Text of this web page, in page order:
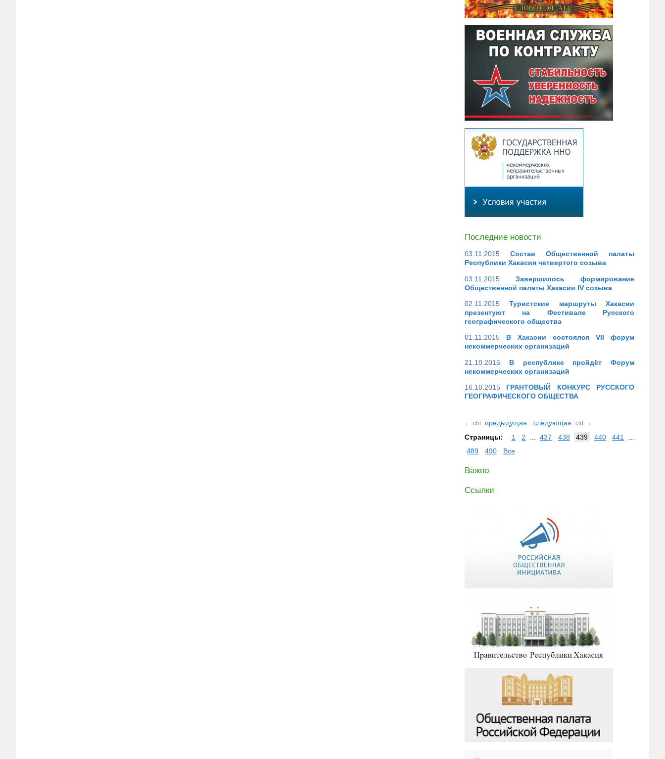
Последние новости
03.11.2015
Состав Общественной палаты
Республики Хакасия четвертого созыва
03.11.2015
Завершилось формирование
Общественной палаты Хакасии IV созыва
02.11.2015
Туристские маршруты Хакасии
презентуют на Фестивале Русского
географического общества
01.11.2015
В Хакасии состоялся VII форум
некоммерческих организаций
21.10.2015
В республике пройдёт Форум
некоммерческих организаций
16.10.2015
ГРАНТОВЫЙ КОНКУРС РУССКОГО
ГЕОГРАФИЧЕСКОГО ОБЩЕСТВА
← ctrl предыдущая следующая ctrl →
Страницы:
1 2 437 438 439 440 441
489
490 Все
Важно
Ссылки